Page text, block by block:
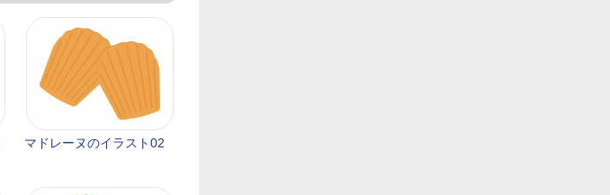
マドレーヌのイラスト02